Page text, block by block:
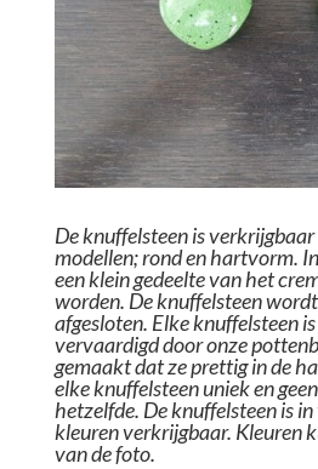
De knuffelsteen is
modellen; rond en hartvorm.
een klein gedeelte van het
worden. De knuffelsteen
afgesloten. Elke knuffelsteen
vervaardigd door onze
gemaakt dat ze prettig in de
elke knuffelsteen uniek en
hetzelfde. De knuffelsteen is
kleuren verkrijgbaar. Kleuren
van de foto.